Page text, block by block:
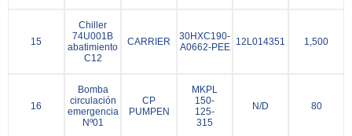
15
Chiller
74U001B
abatimiento
C12
CARRIER
30HXC190-
A0662-PEE
12L014351 1,500
16
Bomba
circulación
emergencia
Nº01
CP
PUMPEN
MKPL
150-
125-
315
N/D 80